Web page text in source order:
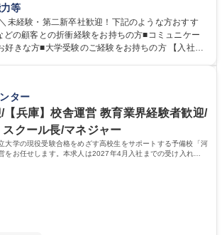
営をお任せいたします。校舎運営は2人～3名体制で
ださい。 【具体的に】■生徒のサポー
バイザー（大学生アルバイト）のマネジメント ■入
■集客・戦略立案と実行 【運営】生徒数は50名～
。※講師ではないため、授業を担当する必要はあり
等
未経験・第二新卒社歓迎！下記のような方おすす
どの顧客との折衝経験をお持ちの方■コミュニケー
な方■大学受験のご経験をお持ちの方 【入社後
把握。配属後も、本部から研修を受けられるので安
ており、校舎長→ブロック長と順調にステップアッ
り続けながら働き方を改善したい方におすすめで
歴：大学院 大学 語学力： 資格：
ター
/【兵庫】校舎運営 教育業界経験者歓迎/
クール長/マネジャー
大学の現役受験合格をめざす高校生をサポートする予備校「河
をお任せします。本求人は2027年4月入社までの受け入れが